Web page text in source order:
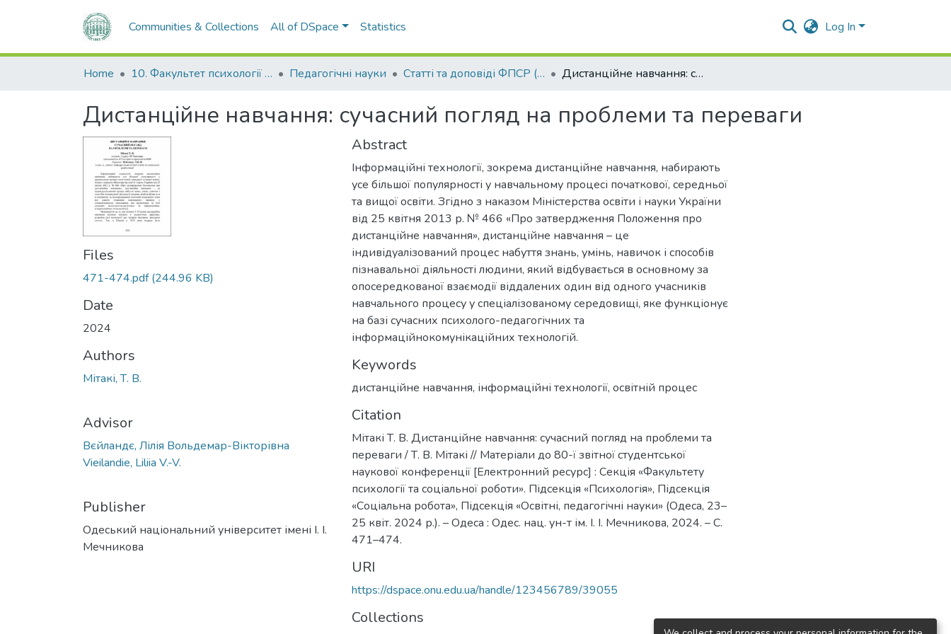
Communities & Collections All of DSpace Statistics Log In
Home 10. Факультет психології та соціальної роботи Педагогічні науки Статті та доповіді ФПСР (Педагогічні науки) Дистанційне навчання: сучасний погляд на проблеми та переваги
Дистанційне навчання: сучасний погляд на проблеми та переваги
Files
471-474.pdf(244.96 KB)
Date
2024
Authors
Мітакі, Т. В.
Advisor
Вєйландє, Лілія Вольдемар-Вікторівна
Vieilandie, Liliia V.-V.
Publisher
Одеський національний університет імені І. І.
Мечникова
Abstract
Інформаційні технології, зокрема дистанційне навчання, набирають
усе більшої популярності у навчальному процесі початкової, середньої
та вищої освіти. Згідно з наказом Міністерства освіти і науки України
від 25 квітня 2013 р. № 466 «Про затвердження Положення про
дистанційне навчання», дистанційне навчання – це
індивідуалізований процес набуття знань, умінь, навичок і способів
пізнавальної діяльності людини, який відбувається в основному за
опосередкованої взаємодії віддалених один від одного учасників
навчального процесу у спеціалізованому середовищі, яке функціонує
на базі сучасних психолого-педагогічних та
інформаційнокомунікаційних технологій.
Keywords
дистанційне навчання, інформаційні технології, освітній процес
Citation
Мітакі Т. В. Дистанційне навчання: сучасний погляд на проблеми та
переваги / Т. В. Мітакі // Матеріали до 80-ї звітної студентської
наукової конференції [Електронний ресурс] : Секція «Факультету
психології та соціальної роботи». Підсекція «Психологія», Підсекція
«Соціальна робота», Підсекція «Освітні, педагогічні науки» (Одеса, 23–
25 квіт. 2024 р.). – Одеса : Одес. нац. ун-т ім. І. І. Мечникова, 2024. – С.
471–474.
URI
https://dspace.onu.edu.ua/handle/123456789/39055
Collections